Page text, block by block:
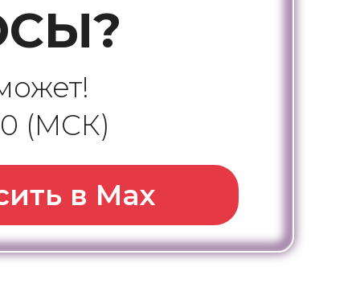
в Max
(МСК)